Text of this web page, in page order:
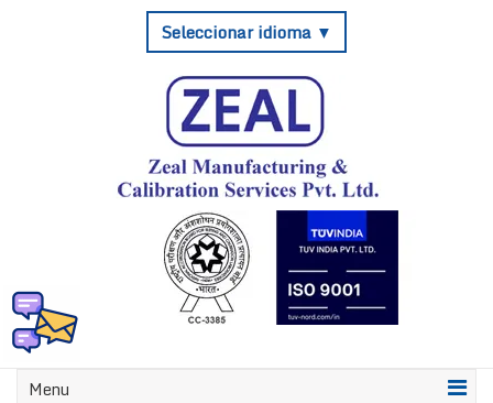
Seleccionar idioma ▼
Menu